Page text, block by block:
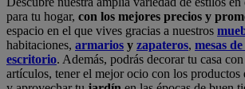
para tu hogar, con los mejores precios y
espacio en el que vives gracias a nuestros
habitaciones, armarios y zapateros, mesas
escritorio. Además, podrás decorar tu casa
artículos, tener el mejor ocio con los productos